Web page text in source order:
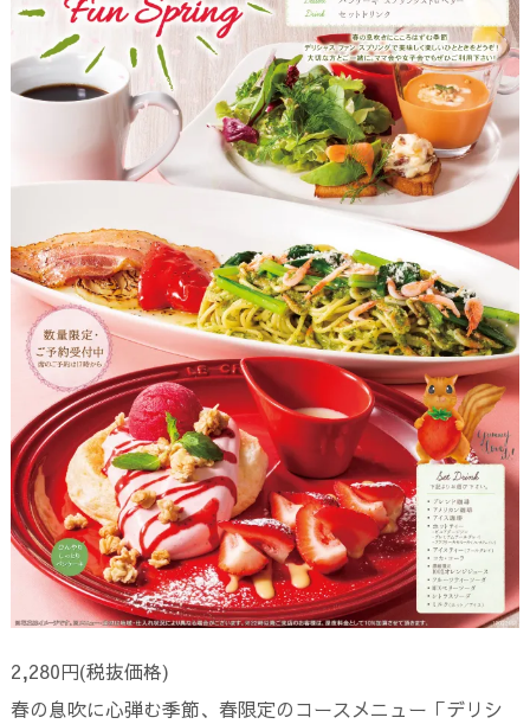
2,280円(税抜価格)
春の息吹に心弾む季節、春限定のコースメニュー「デリシ